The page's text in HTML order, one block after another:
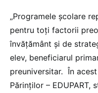
„Programele școlare
pentru toți factorii
învățământ și de
elev, beneficiarul
preuniversitar. În
Părinților – EDUPART,